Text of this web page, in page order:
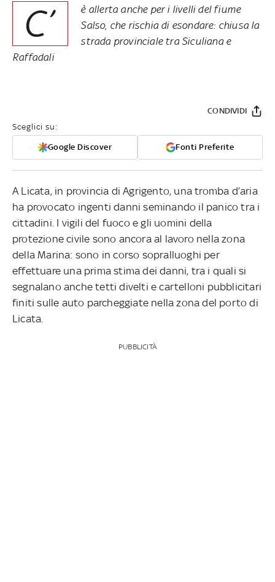
C’
è allerta anche per i livelli del fiume
Salso, che rischia di esondare: chiusa la
strada provinciale tra Siculiana e
Raffadali
Sceglici su:
Google Discover Fonti Preferite
CONDIVIDI
A Licata, in provincia di Agrigento, una tromba d’aria
ha provocato ingenti danni seminando il panico tra i
cittadini. I vigili del fuoco e gli uomini della
protezione civile sono ancora al lavoro nella zona
della Marina: sono in corso sopralluoghi per
effettuare una prima stima dei danni, tra i quali si
segnalano anche tetti divelti e cartelloni pubblicitari
finiti sulle auto parcheggiate nella zona del porto di
Licata.
PUBBLICITÀ